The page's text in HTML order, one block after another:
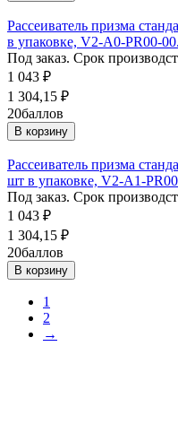
Рассеиватель призма
в упаковке, V2-A0-PR00-
Под заказ. Срок
1 043 ₽
1 304,15 ₽
20баллов
В корзину
Рассеиватель призма
шт в упаковке, V2-A1-
Под заказ. Срок
1 043 ₽
1 304,15 ₽
20баллов
В корзину
1
2
→